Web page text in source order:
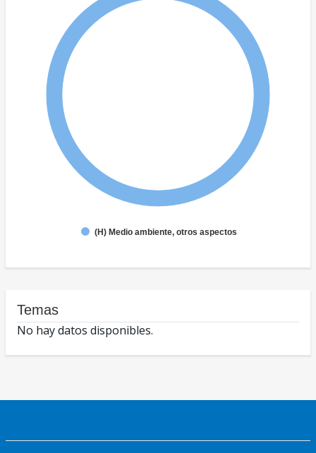
(H) Medio ambiente, otros aspectos
Temas
No hay datos disponibles.